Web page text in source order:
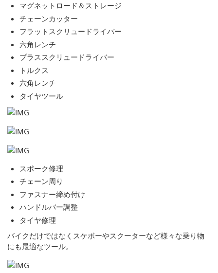
マグネットロード＆ストレージ
チェーンカッター
フラットスクリュードライバー
六角レンチ
プラススクリュードライバー
トルクス
六角レンチ
タイヤツール
スポーク修理
チェーン周り
ファスナー締め付け
ハンドルバー調整
タイヤ修理
バイクだけではなくスケボーやスクーターなど様々な乗り物
にも最適なツール。